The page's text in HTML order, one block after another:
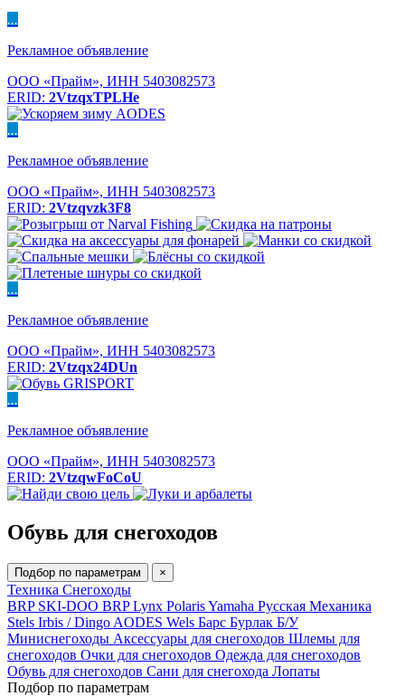
...
Рекламное объявление
ООО «Прайм», ИНН 5403082573
ERID: 2VtzqxTPLHe
...
Рекламное объявление
ООО «Прайм», ИНН 5403082573
ERID: 2Vtzqvzk3F8
...
Рекламное объявление
ООО «Прайм», ИНН 5403082573
ERID: 2Vtzqx24DUn
...
Рекламное объявление
ООО «Прайм», ИНН 5403082573
ERID: 2VtzqwFoCoU
Обувь для снегоходов
Подбор по параметрам ×
Техника Снегоходы
BRP SKI-DOO BRP Lynx PolarisYamaha Русская Механика
Stels Irbis / Dingo AODES Wels Барс Бурлак Б/У
Миниснегоходы Аксессуары для снегоходов Шлемы для
снегоходов Очки для снегоходов Одежда для снегоходов
Обувь для снегоходов Сани для снегохода Лопаты
Подбор по параметрам